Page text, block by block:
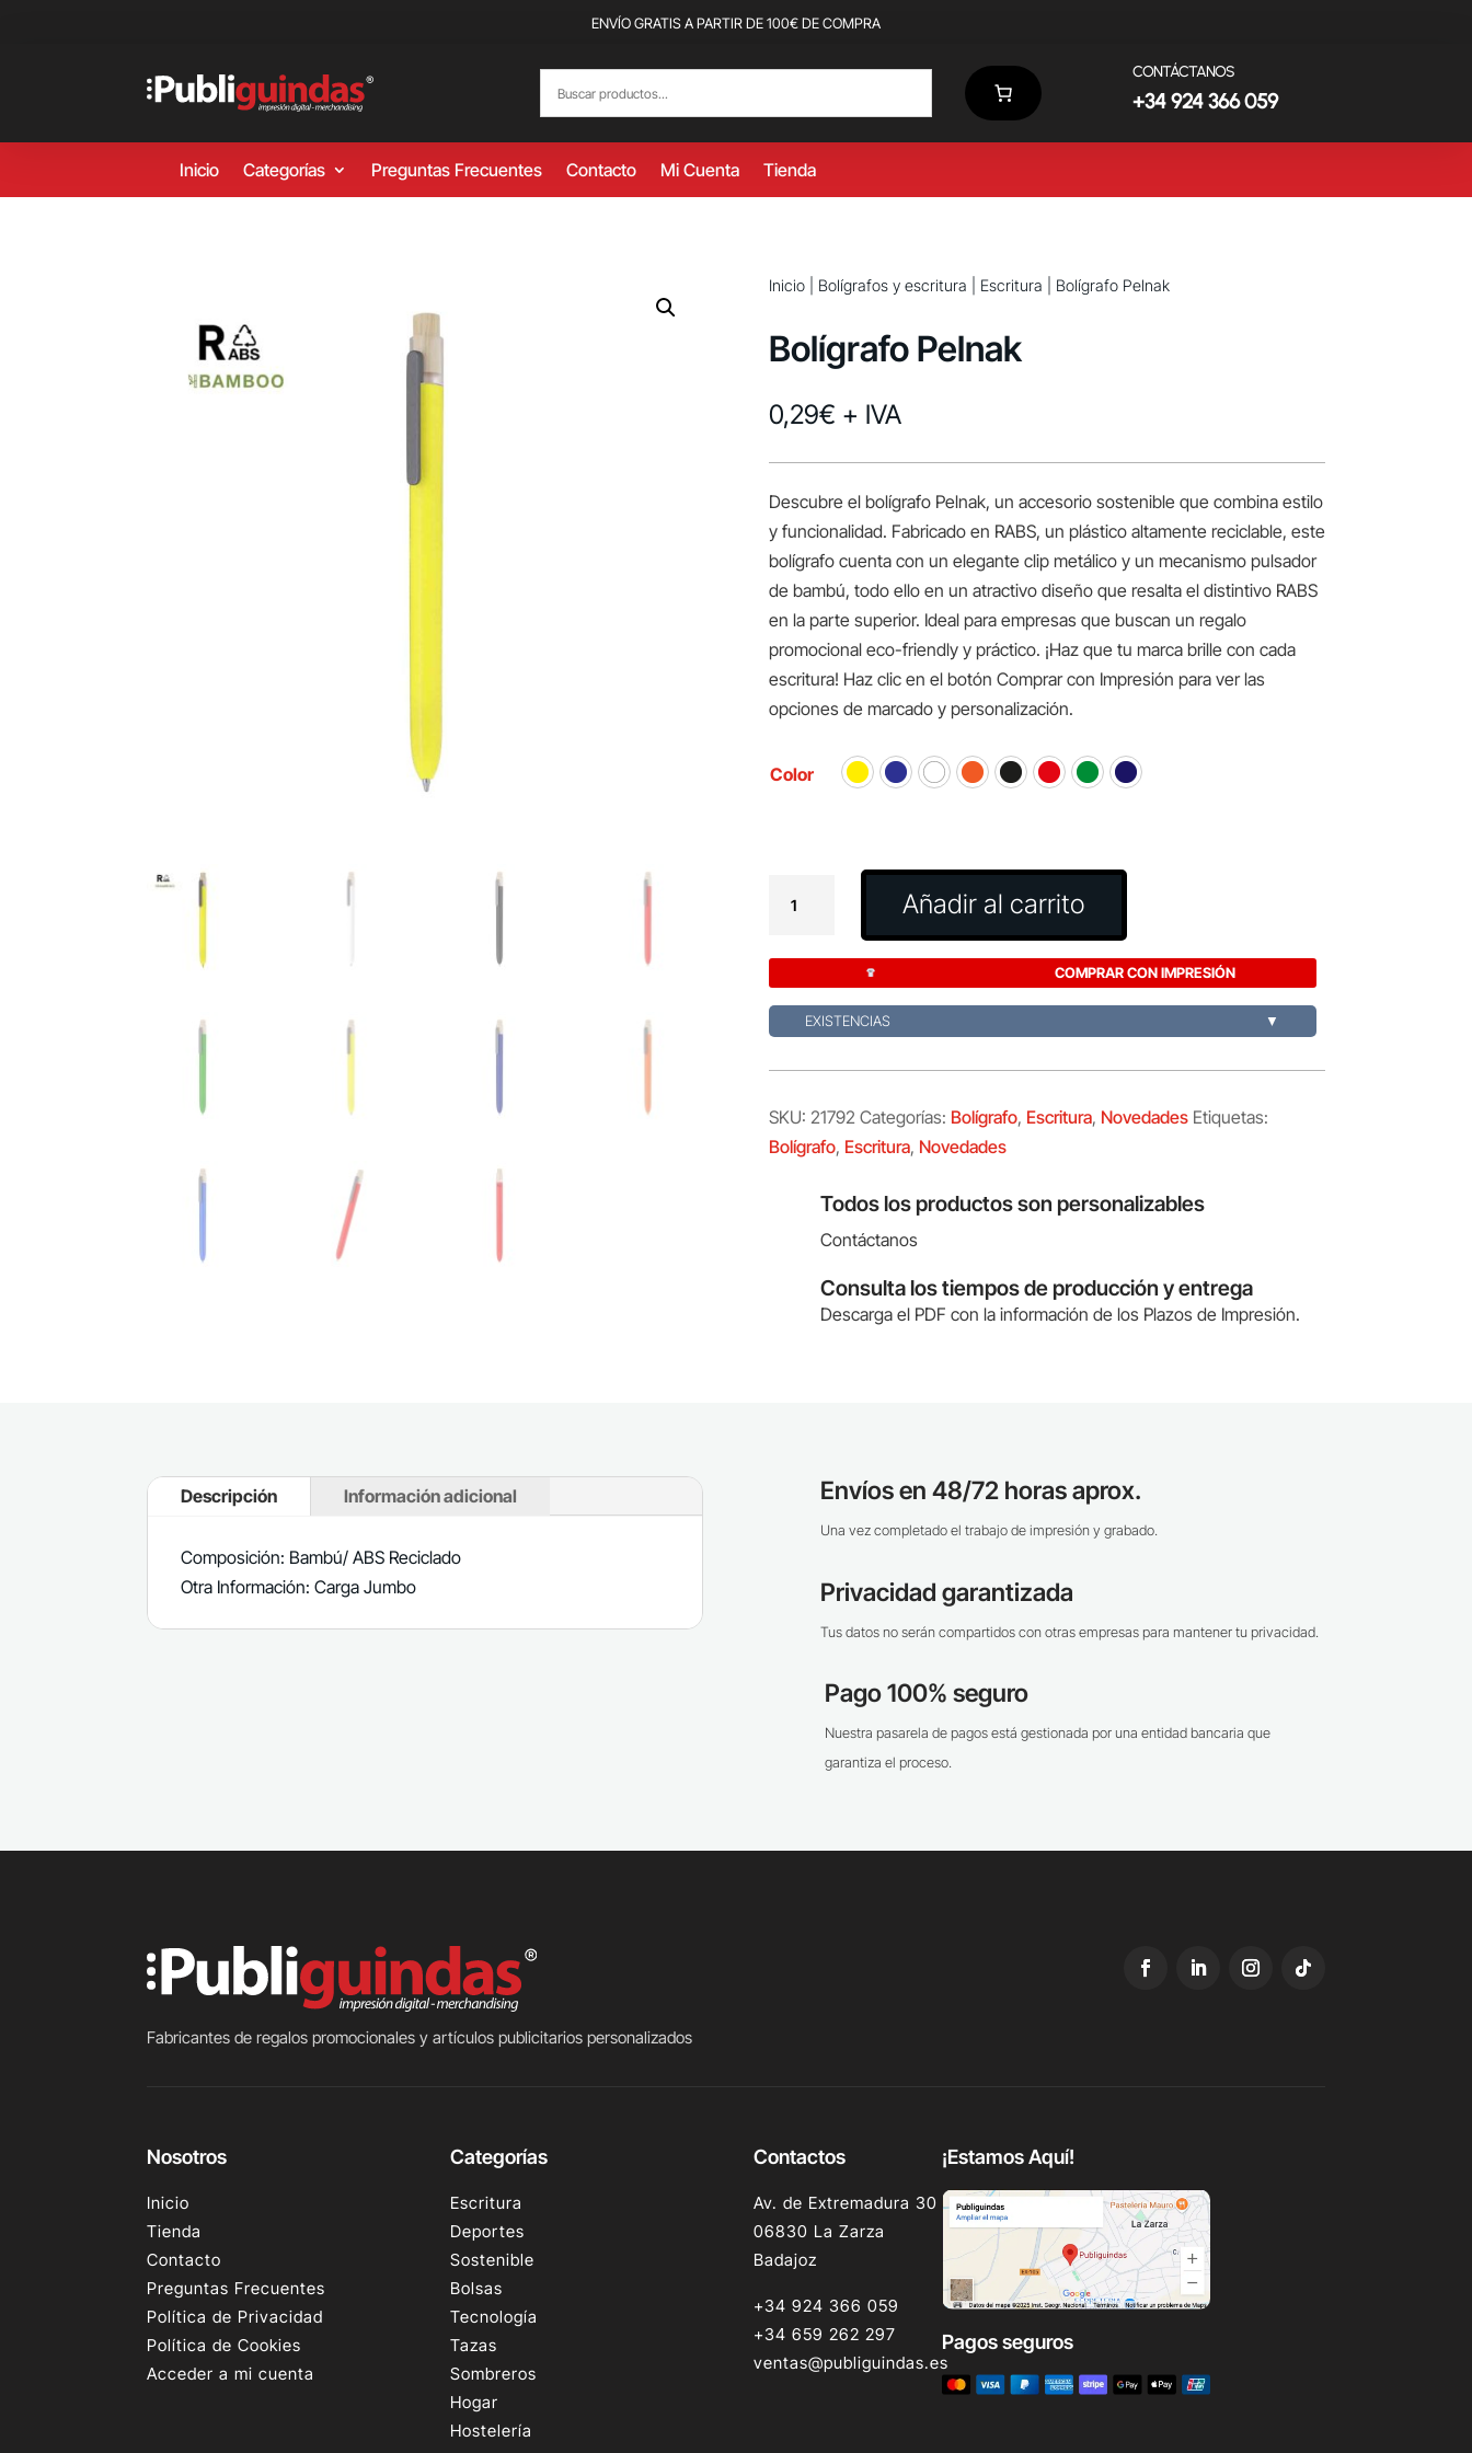
ENVÍO GRATIS A PARTIR DE 100€ DE COMPRA
CONTÁCTANOS
+34 924 366 059
Inicio Categorías Preguntas Frecuentes Contacto Mi Cuenta Tienda
Inicio| Bolígrafos y escritura Escritura | Bolígrafo Pelnak
Bolígrafo Pelnak
0,29€ + IVA
Descubre el bolígrafo Pelnak, un accesorio sostenible que combina estilo
y funcionalidad. Fabricado en RABS, un plástico altamente reciclable, este
bolígrafo cuenta con un elegante clip metálico y un mecanismo pulsador
de bambú, todo ello en un atractivo diseño que resalta el distintivo RABS
en la parte superior. Ideal para empresas que buscan un regalo
promocional eco-friendly y práctico. ¡Haz que tu marca brille con cada
escritura! Haz clic en el botón Comprar con Impresión para ver las
opciones de marcado y personalización.
Color
Pelnak
Añadir al carrito
COMPRAR CON IMPRESIÓN
EXISTENCIAS ▼
SKU: 21792 Categorías: Bolígrafo, Escritura, Novedades Etiquetas:
Bolígrafo, Escritura, Novedades
Todos los productos son personalizables
Contáctanos
Consulta los tiempos de producción y entrega
Descarga el PDF con la información de los Plazos de Impresión.
Descripción Información adicional
Composición: Bambú/ ABS Reciclado
Otra Información: Carga Jumbo
Envíos en 48/72 horas aprox.
Una vez completado el trabajo de impresión y grabado.
Privacidad garantizada
Tus datos no serán compartidos con otras empresas para mantener tu privacidad.
Pago 100% seguro
Nuestra pasarela de pagos está gestionada por una entidad bancaria que
garantiza el proceso.
Fabricantes de regalos promocionales y artículos publicitarios personalizados
Nosotros
Inicio
Tienda
Contacto
Preguntas Frecuentes
Política de Privacidad
Política de Cookies
Acceder a mi cuenta
Categorías
Escritura
Deportes
Sostenible
Bolsas
Tecnología
Tazas
Sombreros
Hogar
Hostelería
Contactos
Av. de Extremadura 30
06830 La Zarza
Badajoz
+34 924 366 059
+34 659 262 297
ventas@publiguindas.es
¡Estamos Aquí!
Pagos seguros